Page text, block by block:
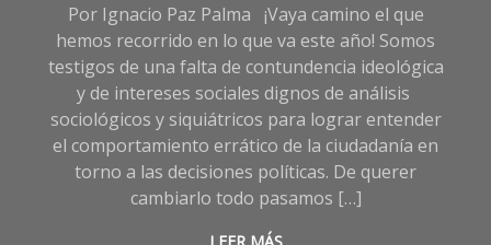
Por Ignacio Paz Palma ¡Vaya camino el que
hemos recorrido en lo que va este año! Somos
testigos de una falta de contundencia ideológica
y de intereses sociales dignos de análisis
sociológicos y siquiátricos para lograr entender
el comportamiento errático de la ciudadanía en
torno a las decisiones políticas. De querer
cambiarlo todo pasamos […]